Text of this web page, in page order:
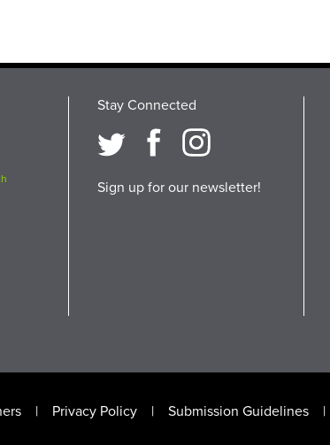
Stay Connected
Sign up for our newsletter!
Privacy Policy Submission Guidelines